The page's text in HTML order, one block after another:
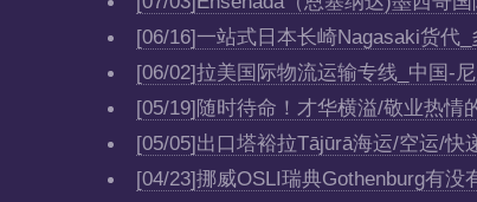
[06/16]一站式日本长崎Nagasaki货代
[06/02]拉美国际物流运输专线_中国-
[05/19]随时待命！才华横溢/敬业热情
[05/05]出口塔裕拉Tājūrā海运/空运/快
[04/23]挪威OSLI瑞典Gothenburg有没